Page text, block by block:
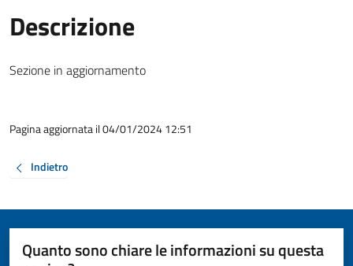
Descrizione
Sezione in aggiornamento
Pagina aggiornata il 04/01/2024 12:51
Indietro
Quanto sono chiare le informazioni su questa